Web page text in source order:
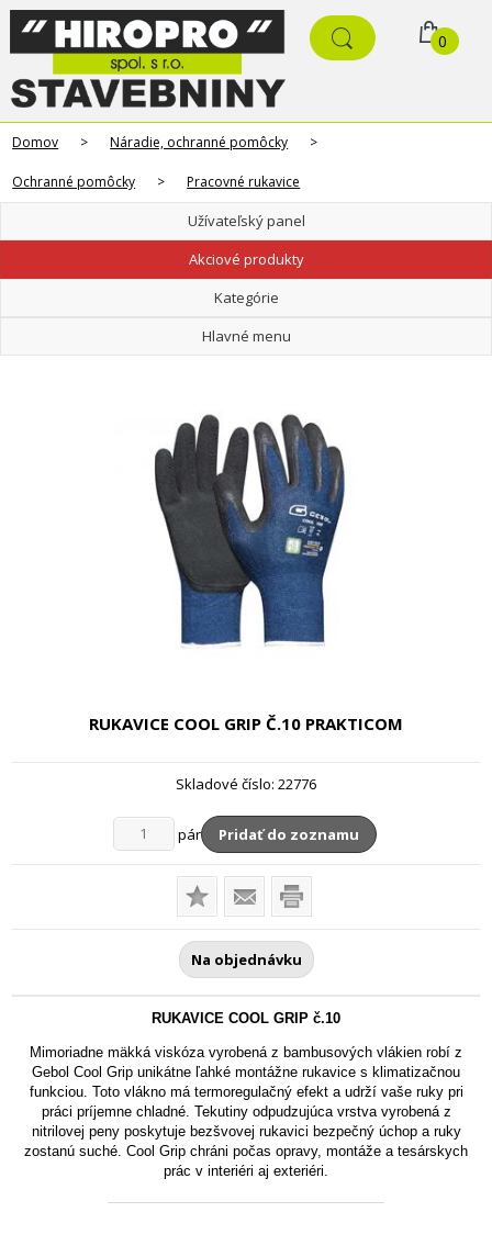
0
Domov > Náradie, ochranné pomôcky >
Ochranné pomôcky > Pracovné rukavice
Užívateľský panel
Akciové produkty
Kategórie
Hlavné menu
RUKAVICE COOL GRIP Č.10 PRAKTICOM
Skladové číslo: 22776
pár Pridať do zoznamu
Na objednávku
RUKAVICE COOL GRIP č.10
Mimoriadne mäkká viskóza vyrobená z bambusových vlákien robí z
Gebol Cool Grip unikátne ľahké montážne rukavice s klimatizačnou
funkciou. Toto vlákno má termoregulačný efekt a udrží vaše ruky pri
práci príjemne chladné. Tekutiny odpudzujúca vrstva vyrobená z
nitrilovej peny poskytuje bezšvovej rukavici bezpečný úchop a ruky
zostanú suché. Cool Grip chráni počas opravy, montáže a tesárskych
prác v interiéri aj exteriéri.